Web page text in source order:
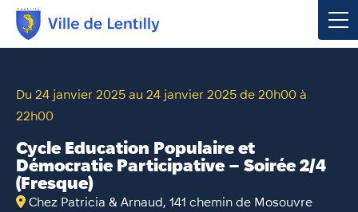
Du 24 janvier 2025 au 24 janvier 2025 de 20h00 à
22h00
Cycle Education Populaire et
Démocratie Participative – Soirée 2/4
(Fresque)
Chez Patricia & Arnaud, 141 chemin de Mosouvre
Urbanisme & Environnement
Social & Économie